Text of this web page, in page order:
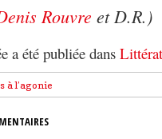
Rouvre et D.R.)
a été publiée dans
à l’agonie